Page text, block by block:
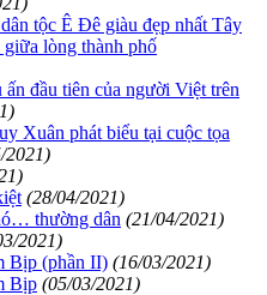
tộc Ê Đê giàu đẹp nhất Tây
lòng thành phố
đầu tiên của người Việt trên
Xuân phát biểu tại cuộc tọa
2021)
(28/04/2021)
thường dân (21/04/2021)
2021)
Bịp (phần II) (16/03/2021)
Bịp (05/03/2021)